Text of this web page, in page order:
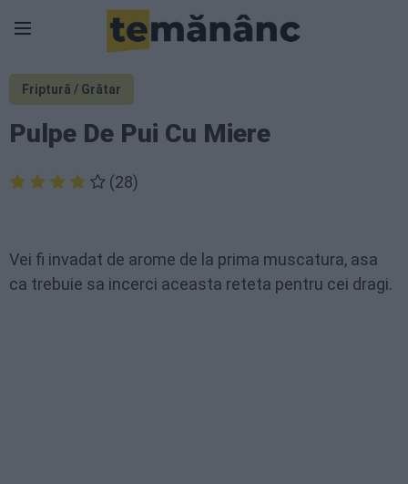
Friptură / Grătar
Pulpe De Pui Cu Miere
(28)
Vei fi invadat de arome de la prima muscatura, asa
ca trebuie sa incerci aceasta reteta pentru cei dragi.